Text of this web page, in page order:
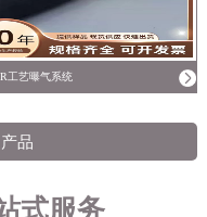
工艺曝气系统
品
式服务